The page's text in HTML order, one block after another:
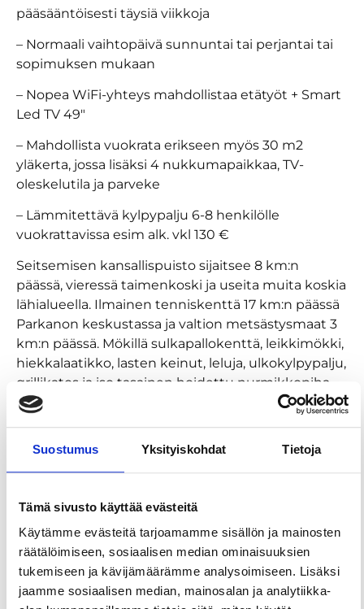
Suostumus Yksityiskohdat Tietoja
Tämä sivusto käyttää evästeitä
Käytämme evästeitä tarjoamamme sisällön ja mainosten
räätälöimiseen, sosiaalisen median ominaisuuksien
tukemiseen ja kävijämäärämme analysoimiseen. Lisäksi
jaamme sosiaalisen median, mainosalan ja analytiikka-
pääsääntöisesti täysiä viikkoja
– Normaali vaihtopäivä sunnuntai tai perjantai tai
sopimuksen mukaan
– Nopea WiFi-yhteys mahdollistaa etätyöt + Smart
Led TV 49″
– Mahdollista vuokrata erikseen myös 30 m2
yläkerta, jossa lisäksi 4 nukkumapaikkaa, TV-
oleskelutila ja parveke
– Lämmitettävä kylpypalju 6-8 henkilölle
vuokrattavissa esim alk. vkl 130 €
Seitsemisen kansallispuisto sijaitsee 8 km:n
päässä, vieressä taimenkoski ja useita muita koskia
lähialueella. Ilmainen tenniskenttä 17 km:n päässä
Parkanon keskustassa ja valtion metsästysmaat 3
km:n päässä. Mökillä sulkapallokenttä, leikkimökki,
hiekkalaatikko, lasten keinut, leluja, ulkokylpypalju,
grillikatos ja iso tasainen hoidettu nurmikkopiha.